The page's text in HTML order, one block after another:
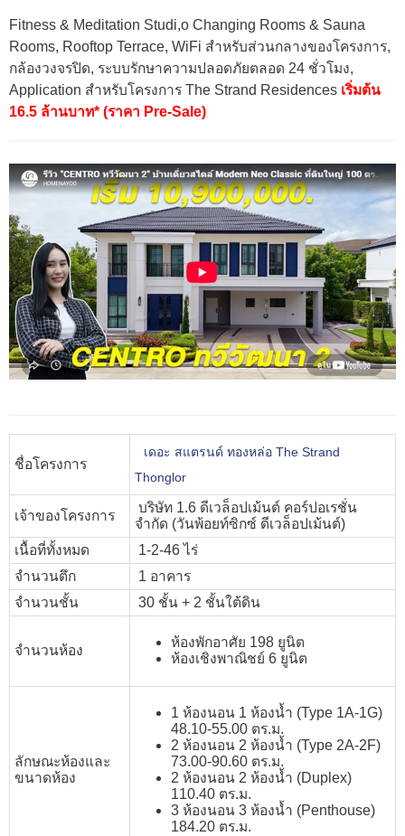
Fitness & Meditation Studi,o Changing Rooms & Sauna
Rooms, Rooftop Terrace, WiFi สำหรับส่วนกลางของโครงการ,
กล้องวงจรปิด, ระบบรักษาความปลอดภัยตลอด 24 ชั่วโมง,
Application สำหรับโครงการ The Strand Residences เริ่มต้น
16.5 ล้านบาท* (ราคา Pre-Sale)
ชื่อโครงการ
เดอะ สแตรนด์ ทองหล่อ The Strand
Thonglor
เจ้าของโครงการ
บริษัท 1.6 ดีเวล็อปเม้นต์ คอร์ปอเรชั่น
จำกัด (วันพ้อยท์ซิกซ์ ดีเวล็อปเม้นต์)
เนื้อที่ทั้งหมด
1-2-46 ไร่
จำนวนตึก
1 อาคาร
จำนวนชั้น
30 ชั้น + 2 ชั้นใต้ดิน
จำนวนห้อง
ห้องพักอาศัย 198 ยูนิต
ห้องเชิงพาณิชย์ 6 ยูนิต
ลักษณะห้องและ
ขนาดห้อง
1 ห้องนอน 1 ห้องน้ำ (Type 1A-1G)
48.10-55.00 ตร.ม.
2 ห้องนอน 2 ห้องน้ำ (Type 2A-2F)
73.00-90.60 ตร.ม.
2 ห้องนอน 2 ห้องน้ำ (Duplex)
110.40 ตร.ม.
3 ห้องนอน 3 ห้องน้ำ (Penthouse)
184.20 ตร.ม.